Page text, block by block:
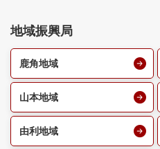
地域振興局
鹿角地域
山本地域
由利地域